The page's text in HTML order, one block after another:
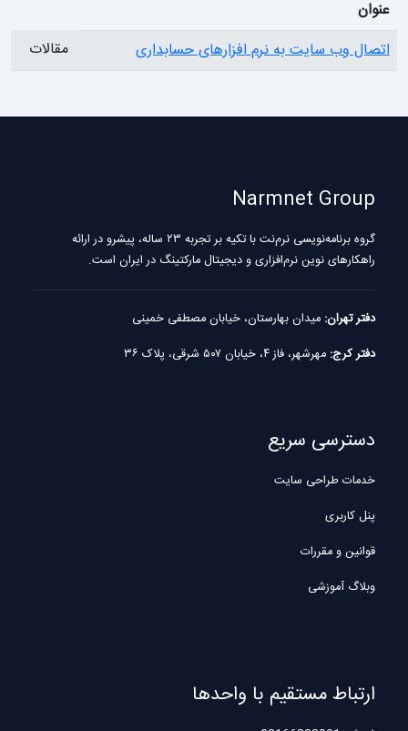
عنوان
اتصال وب سایت به نرم افزارهای حسابداری
مقالات
Narmnet Group
گروه برنامه‌نویسی نرم‌نت با تکیه بر تجربه ۲۳ ساله، پیشرو در ارائه
راهکارهای نوین نرم‌افزاری و دیجیتال مارکتینگ در ایران است.
دفتر تهران: میدان بهارستان، خیابان مصطفی خمینی
دفتر کرج: مهرشهر، فاز ۴، خیابان ۵۰۷ شرقی، پلاک ۳۶
دسترسی سریع
خدمات طراحی سایت
پنل کاربری
قوانین و مقررات
وبلاگ آموزشی
ارتباط مستقیم با واحدها